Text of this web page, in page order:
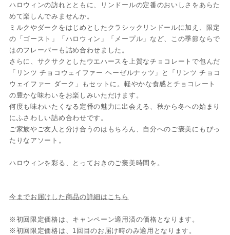
ハロウィンの訪れとともに、リンドールの定番のおいしさをあらた
めて楽しんでみませんか。
ミルクやダークをはじめとしたクラシックリンドールに加え、限定
の「ゴースト」「ハロウィン」「メープル」など、この季節ならで
はのフレーバーも詰め合わせました。
さらに、サクサクとしたウエハースを上質なチョコレートで包んだ
「リンツ チョコウェイファー ヘーゼルナッツ」と「リンツ チョコ
ウェイファー ダーク」もセットに。軽やかな食感とチョコレート
の豊かな味わいをお楽しみいただけます。
何度も味わいたくなる定番の魅力に出会える、秋から冬への始まり
にふさわしい詰め合わせです。
ご家族やご友人と分け合うのはもちろん、自分へのご褒美にもぴっ
たりなアソート。
ハロウィンを彩る、とっておきのご褒美時間を。
今までお届けした商品の詳細はこちら
※初回限定価格は、キャンペーン適用済の価格となります。
※初回限定価格は、1回目のお届け時のみ適用となります。